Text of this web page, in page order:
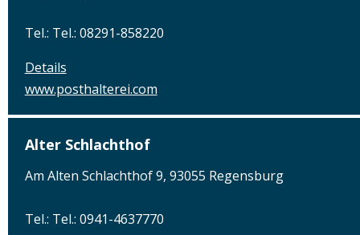
Tel.: Tel.: 08291-858220
Details
www.posthalterei.com
Alter Schlachthof
Am Alten Schlachthof 9, 93055 Regensburg
Tel.: Tel.: 0941-4637770